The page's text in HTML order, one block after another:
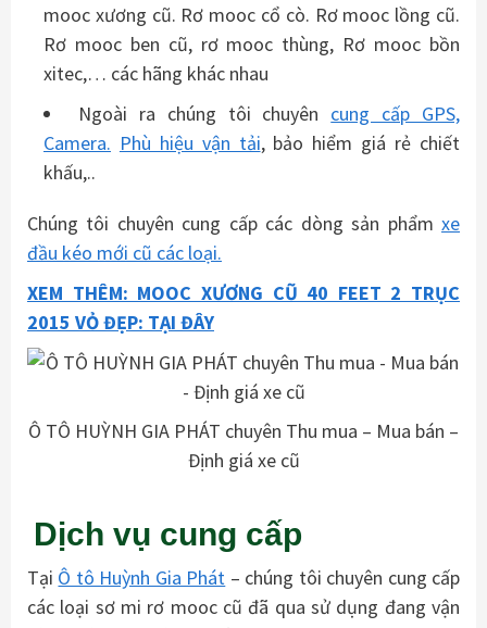
mooc xương cũ. Rơ mooc cổ cò. Rơ mooc lồng cũ.
Rơ mooc ben cũ, rơ mooc thùng, Rơ mooc bồn
xitec,… các hãng khác nhau
Ngoài ra chúng tôi chuyên cung cấp GPS,
Camera. Phù hiệu vận tải, bảo hiểm giá rẻ chiết
khấu,..
Chúng tôi chuyên cung cấp các dòng sản phẩm xe
đầu kéo mới cũ các loại.
XEM THÊM: MOOC XƯƠNG CŨ 40 FEET 2 TRỤC
2015 VỎ ĐẸP: TẠI ĐÂY
Ô TÔ HUỲNH GIA PHÁT chuyên Thu mua – Mua bán –
Định giá xe cũ
Dịch vụ cung cấp
Tại Ô tô Huỳnh Gia Phát – chúng tôi chuyên cung cấp
các loại sơ mi rơ mooc cũ đã qua sử dụng đang vận